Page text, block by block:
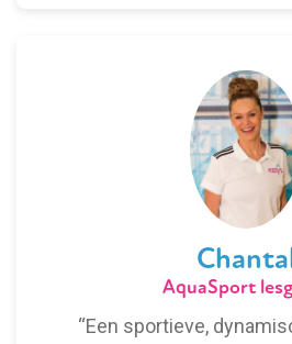
AquaSport
“Een sportieve,